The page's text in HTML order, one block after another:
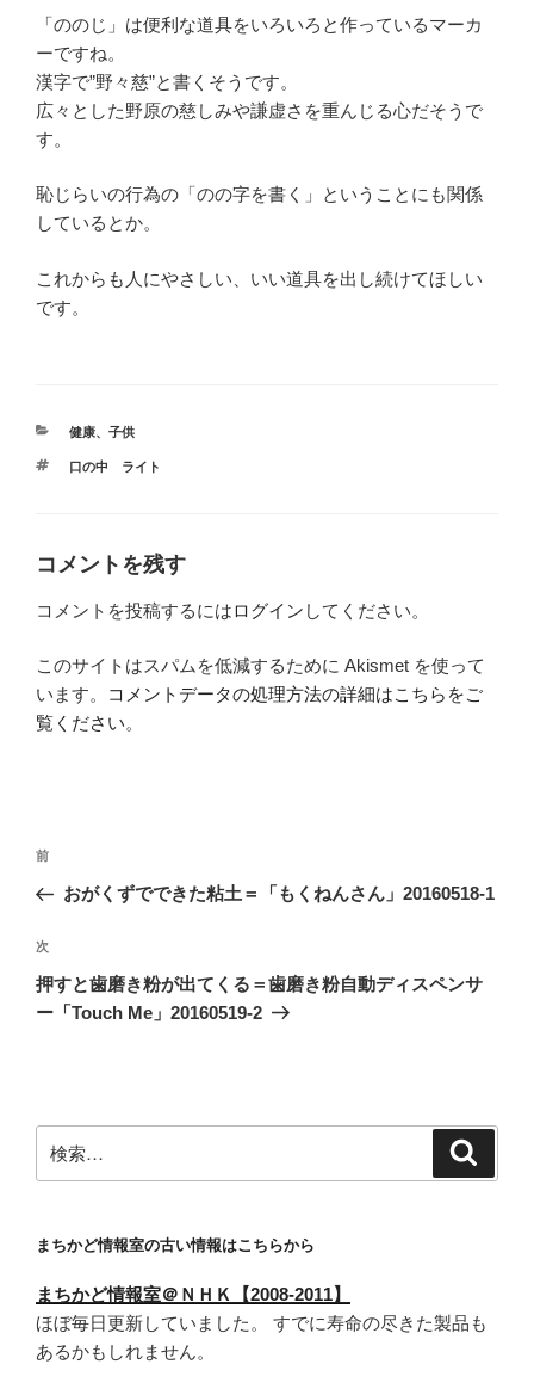
「ののじ」は便利な道具をいろいろと作っているマーカ
ーですね。
漢字で”野々慈”と書くそうです。
広々とした野原の慈しみや謙虚さを重んじる心だそうで
す。
恥じらいの行為の「のの字を書く」ということにも関係
しているとか。
これからも人にやさしい、いい道具を出し続けてほしい
です。
カ
ゴ
健康、 子供
タ
口の中 ライト
コメントを残す
コメントを投稿するにはログイン してください。
このサイトはスパムを低減するために Akismet を使って
います。
コメントデータの処理方法の詳細はこちらをご
覧ください。
投
ナ
ビ
ゲ
ー
前
の
稿
前
おがくずでできた粘土＝「もくねんさん」20160518-1
次
の
次
押すと歯磨き粉が出てくる＝歯磨き粉自動ディスペンサ
ー「Touch Me」20160519-2
索:
まちかど情報室の古い情報はこちらから
まちかど情報室＠ＮＨＫ【2008-2011】
ほぼ毎日更新していました。 すでに寿命の尽きた製品も
あるかもしれません。